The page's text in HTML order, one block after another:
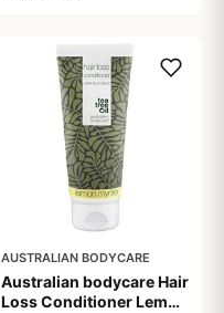
AUSTRALIAN BODYCARE
Australian bodycare Hair
Loss Conditioner Lemon